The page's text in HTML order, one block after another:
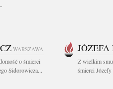
WARSZAWA
o śmierci
Sidorowicza...
Z wielkim
śmierci